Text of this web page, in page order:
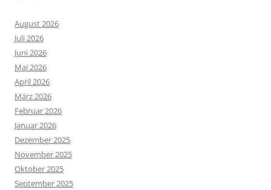
August 2026
Juli 2026
Juni 2026
Mai 2026
April 2026
März 2026
Februar 2026
Januar 2026
Dezember 2025
November 2025
Oktober 2025
September 2025